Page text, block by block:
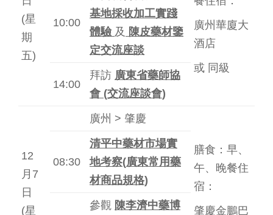
(星
期
五)
廣州華廈大
酒店
或 同級
10:00
基地採收加工實踐
體驗 及 陳皮藥材鑒
定交流座談
14:00
拜訪 廣東省藥師協
會 (交流座談會)
12
月7
日
(星
廣州 > 肇慶
膳食：早、
午、晚餐住
宿：
肇慶金鵬巴
08:30
清平中藥材市場實
地考察(廣東常用藥
材商品規格)
參觀 陳李濟中藥博